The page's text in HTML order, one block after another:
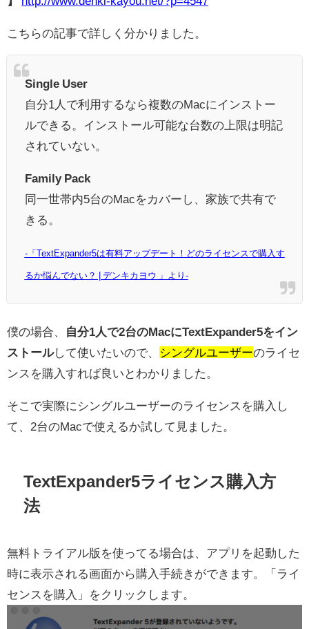
こちらの記事で詳しく分かりました。
Single User
自分1人で利用するなら複数のMacにインストー
ルできる。インストール可能な台数の上限は明記
されていない。
Family Pack
同一世帯内5台のMacをカバーし、家族で共有で
きる。
-「TextExpander5は有料アップデート！どのライセンスで購入す
るか悩んでない？ | デンキカヨウ 」より-
僕の場合、
自分1人で2台のMacにTextExpander5をイン
ストールして使いたいので、 シングルユーザーのライセ
ンスを購入すれば良いとわかりました。
そこで実際にシングルユーザーのライセンスを購入し
て、2台のMacで使えるか試して見ました。
TextExpander5ライセンス購入方
法
無料トライアル版を使ってる場合は、アプリを起動した
時に表示される画面から購入手続きができます。「ライ
センスを購入」をクリックします。